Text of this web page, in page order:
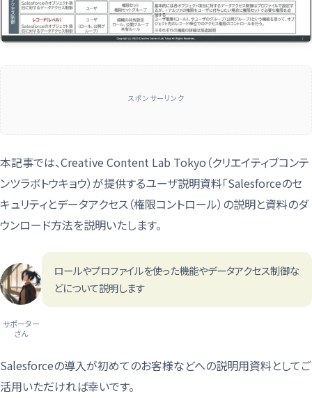
スポンサーリンク
本記事では、Creative Content Lab Tokyo（クリエイティブコンテ
ンツラボトウキョウ）が提供するユーザ説明資料「Salesforceのセ
キュリティとデータアクセス（権限コントロール）の説明と資料のダ
ウンロード方法を説明いたします。
サポーター
さん
ロールやプロファイルを使った機能やデータアクセス制御な
どについて説明します
Salesforceの導入が初めてのお客様などへの説明用資料としてご
活用いただければ幸いです。